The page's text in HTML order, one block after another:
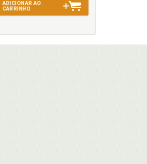
ADICIONAR AO
CARRINHO